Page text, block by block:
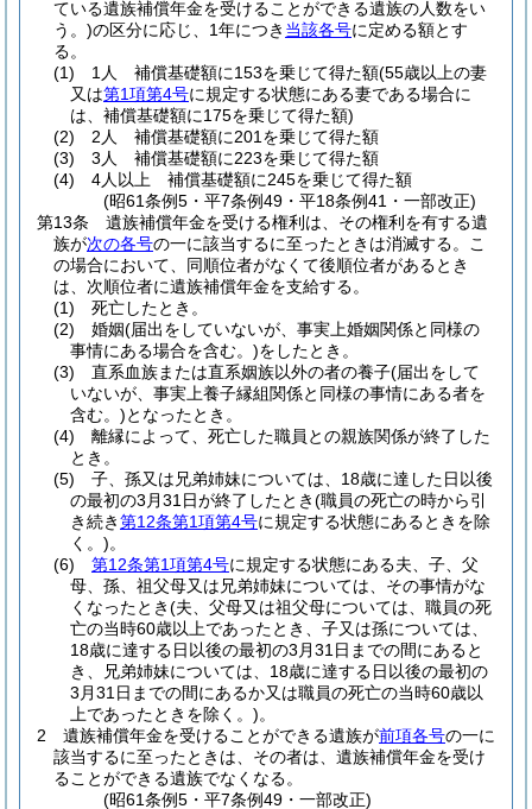
ている遺族補償年金を受けることができる遺族の人数をい
う。)の区分に応じ、1年につき 当該各号に定める額とす
る。
(1)
1人 補償基礎額に153を乗じて得た額(55歳以上の妻
又は第1項第4号に規定する状態にある妻である場合に
は、補償基礎額に175を乗じて得た額)
(2)
2人 補償基礎額に201を乗じて得た額
(3)
3人 補償基礎額に223を乗じて得た額
(4)
4人以上 補償基礎額に245を乗じて得た額
(昭61条例5・平7条例49・平18条例41・一部改正)
第13条
遺族補償年金を受ける権利は、その権利を有する遺
族が次の各号の一に該当するに至ったときは消滅する。
こ
の場合において、同順位者がなくて後順位者があるとき
は、次順位者に遺族補償年金を支給する。
(1)
死亡したとき。
(2)
婚姻(届出をしていないが、事実上婚姻関係と同様の
事情にある場合を含む。)をしたとき。
(3)
直系血族または直系姻族以外の者の養子(届出をして
いないが、事実上養子縁組関係と同様の事情にある者を
含む。)となったとき。
(4)
離縁によって、死亡した職員との親族関係が終了した
とき。
(5)
子、孫又は兄弟姉妹については、18歳に達した日以後
の最初の3月31日が終了したとき(職員の死亡の時から引
き続き第12条第1項第4号に規定する状態にあるときを除
く。)。
(6)
第12条第1項第4号に規定する状態にある夫、子、父
母、孫、祖父母又は兄弟姉妹については、その事情がな
くなったとき(夫、父母又は祖父母については、職員の死
亡の当時60歳以上であったとき、子又は孫については、
18歳に達する日以後の最初の3月31日までの間にあると
き、兄弟姉妹については、18歳に達する日以後の最初の
3月31日までの間にあるか又は職員の死亡の当時60歳以
上であったときを除く。)。
2
遺族補償年金を受けることができる遺族が前項各号の一に
該当するに至ったときは、その者は、遺族補償年金を受け
ることができる遺族でなくなる。
(昭61条例5・平7条例49・一部改正)